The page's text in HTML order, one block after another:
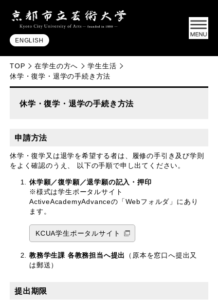
ENGLISH
TOP 在学生の方へ
学生生活
休学・復学・退学の手続き方法
休学・復学・退学の手続き方法
申請方法
休学・復学又は退学を希望する者は、履修の手引き及び学則
をよく確認のうえ、 以下の手順で申し出てください。
休学願／復学願／退学願の記入・押印
※様式は学生ポータルサイト
ActiveAcademyAdvanceの「Webフォルダ」にあり
ます。
KCUA学生ポータルサイト
教務学生課 各教務担当へ提出
（原本を窓口へ提出又
は郵送）
提出期限